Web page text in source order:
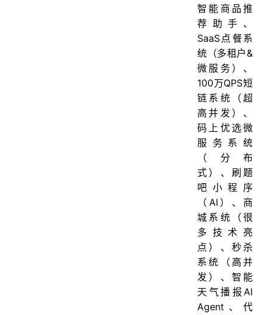
智能商品推
荐助手、
SaaS点餐系
统（多租户&
微服务）、
100万QPS短
链系统（超
高并发）、
码上优选微
服务系统
（分布
式）、刷题
吧小程序
（AI）、商
城系统（很
多技术亮
点）、秒杀
系统（高并
发）、智能
天气播报AI
Agent、代